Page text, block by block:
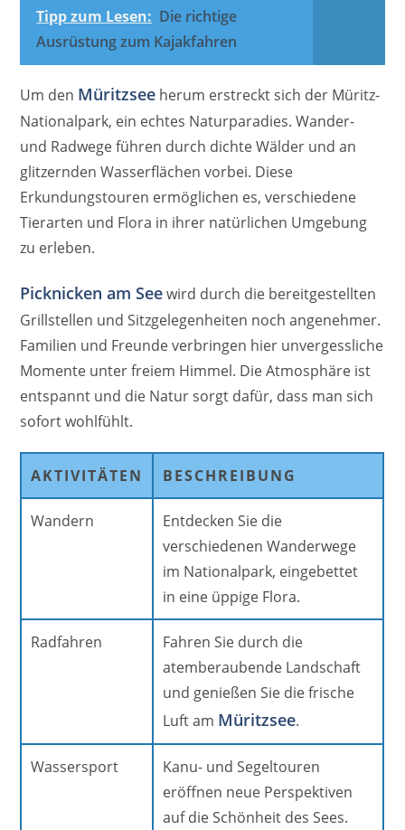
Tipp zum Lesen: Die richtige
Ausrüstung zum Kajakfahren
Um den Müritzsee herum erstreckt sich der Müritz-
Nationalpark, ein echtes Naturparadies. Wander-
und Radwege führen durch dichte Wälder und an
glitzernden Wasserflächen vorbei. Diese
Erkundungstouren ermöglichen es, verschiedene
Tierarten und Flora in ihrer natürlichen Umgebung
zu erleben.
Picknicken am Seewird durch die bereitgestellten
Grillstellen und Sitzgelegenheiten noch angenehmer.
Familien und Freunde verbringen hier unvergessliche
Momente unter freiem Himmel. Die Atmosphäre ist
entspannt und die Natur sorgt dafür, dass man sich
sofort wohlfühlt.
AKTIVITÄTEN BESCHREIBUNG
Wandern
Entdecken Sie die
verschiedenen Wanderwege
im Nationalpark, eingebettet
in eine üppige Flora.
Radfahren
Fahren Sie durch die
atemberaubende Landschaft
und genießen Sie die frische
Luft am Müritzsee.
Wassersport
Kanu- und Segeltouren
eröffnen neue Perspektiven
auf die Schönheit des Sees.